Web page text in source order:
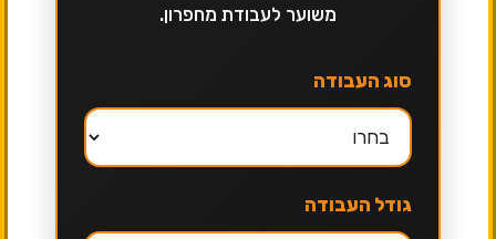
משוער לעבודת מחפרון.
סוג העבודה
גודל העבודה